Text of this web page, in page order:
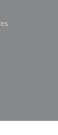
in een